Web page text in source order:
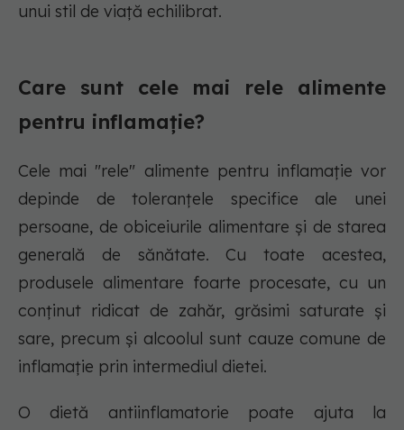
unui stil de viață echilibrat.
Care sunt cele mai rele alimente
pentru inflamație?
Cele mai "rele" alimente pentru inflamație vor
depinde de toleranțele specifice ale unei
persoane, de obiceiurile alimentare și de starea
generală de sănătate. Cu toate acestea,
produsele alimentare foarte procesate, cu un
conținut ridicat de zahăr, grăsimi saturate și
sare, precum și alcoolul sunt cauze comune de
inflamație prin intermediul dietei.
O dietă antiinflamatorie poate ajuta la